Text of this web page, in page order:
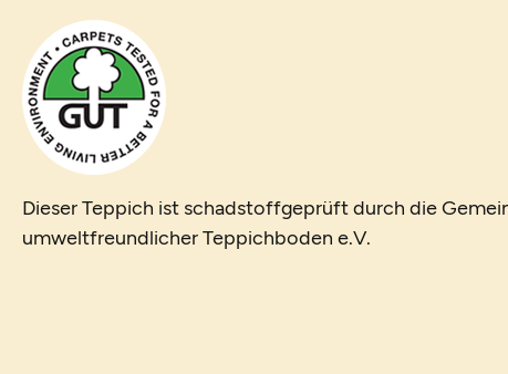
Dieser Teppich ist schadstoffgeprüft durch die
umweltfreundlicher Teppichboden e.V.